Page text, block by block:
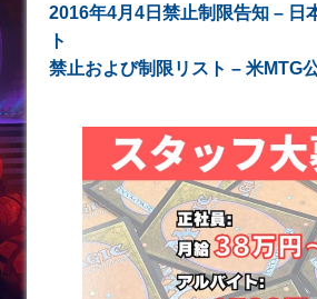
2016年4月4日禁止制限告知 – 日
ト
禁止および制限リスト – 米MTG